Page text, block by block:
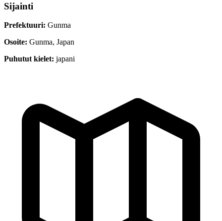
Sijainti
Prefektuuri: Gunma
Osoite: Gunma, Japan
Puhutut kielet: japani